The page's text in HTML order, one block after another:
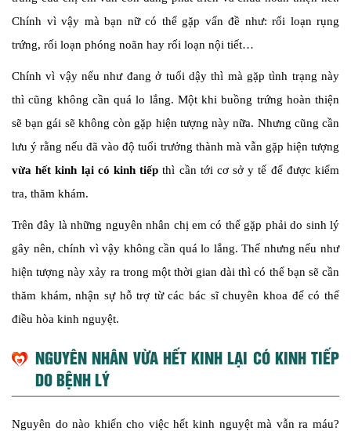
Chính vì vậy mà bạn nữ có thể gặp vấn đề như: rối loạn rụng
trứng, rối loạn phóng noãn hay rối loạn nội tiết…
Chính vì vậy nếu như đang ở tuổi dậy thì mà gặp tình trạng này
thì cũng không cần quá lo lắng. Một khi buồng trứng hoàn thiện
sẽ bạn gái sẽ không còn gặp hiện tượng này nữa. Nhưng cũng cần
lưu ý rằng nếu đã vào độ tuổi trưởng thành mà vẫn gặp hiện tượng
vừa hết kinh lại có kinh tiếp thì cần tới cơ sở y tế để được kiểm
tra, thăm khám.
Trên đây là những nguyên nhân chị em có thể gặp phải do sinh lý
gây nên, chính vì vậy không cần quá lo lắng. Thế nhưng nếu như
hiện tượng này xảy ra trong một thời gian dài thì có thể bạn sẽ cần
thăm khám, nhận sự hỗ trợ từ các bác sĩ chuyên khoa để có thể
điều hòa kinh nguyệt.
NGUYÊN NHÂN VỪA HẾT KINH LẠI CÓ KINH TIẾP
DO BỆNH LÝ
Nguyên do nào khiến cho việc hết kinh nguyệt mà vẫn ra máu?